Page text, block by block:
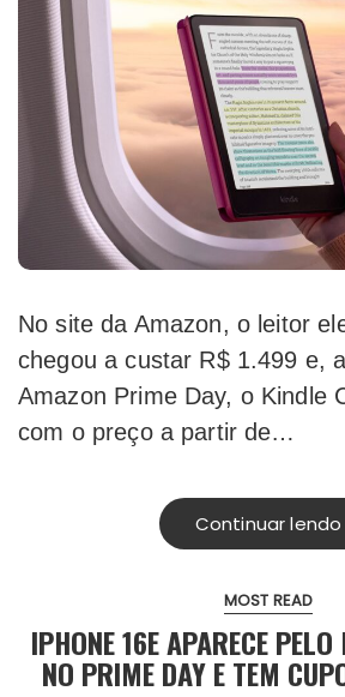
No site da Amazon, o leitor eletrônico já
chegou a custar R$ 1.499 e,
Amazon Prime Day, o Kindle
com o preço a partir de…
Continuar lendo
MOST READ
IPHONE 16E APARECE
NO PRIME DAY E TEM